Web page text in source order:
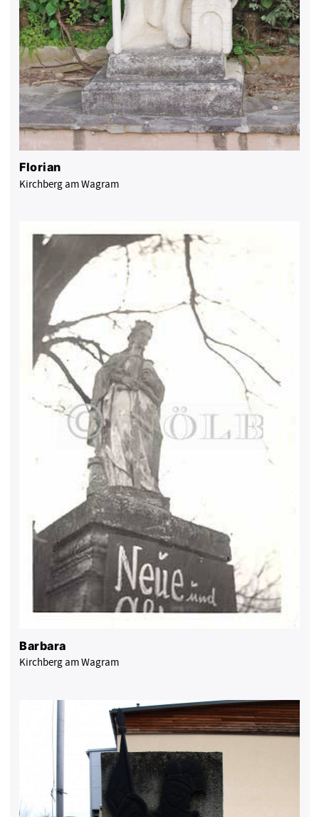
Florian
Kirchberg am Wagram
Barbara
Kirchberg am Wagram